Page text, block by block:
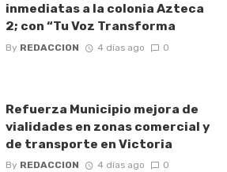
inmediatas a la colonia Azteca
2; con “Tu Voz Transforma
By REDACCION 4 días ago 0
Refuerza Municipio mejora de
vialidades en zonas comercial y
de transporte en Victoria
By REDACCION 4 días ago 0